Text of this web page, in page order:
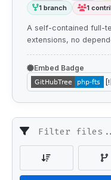
1 branch
1
A self-contained full-
extensions, no
Embed Badge